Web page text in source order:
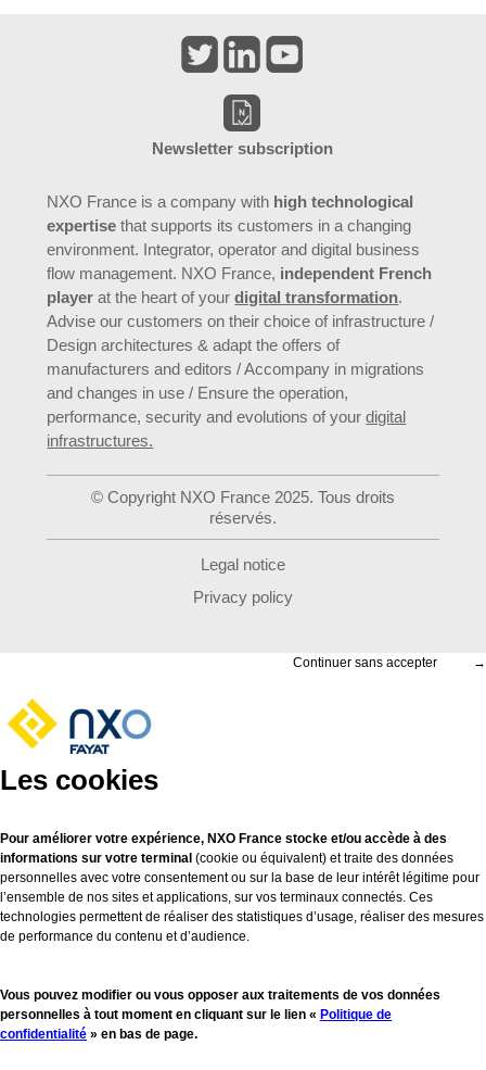
Newsletter subscription
NXO France is a company with high technological
expertise that supports its customers in a changing
environment. Integrator, operator and digital business
flow management. NXO France, independent French
player at the heart of yourdigital transformation.
Advise our customers on their choice of infrastructure /
Design architectures & adapt the offers of
manufacturers and editors / Accompany in migrations
and changes in use / Ensure the operation,
performance, security and evolutions of yourdigital
infrastructures.
© Copyright NXO France 2025. Tous droits
réservés.
Legal notice
Privacy policy
Continuer sans accepter →
Les cookies
Pour améliorer votre expérience, NXO France stocke et/ou accède à des
informations sur votre terminal (cookie ou équivalent) et traite des données
personnelles avec votre consentement ou sur la base de leur intérêt légitime pour
l’ensemble de nos sites et applications, sur vos terminaux connectés. Ces
technologies permettent de réaliser des statistiques d’usage, réaliser des mesures
de performance du contenu et d’audience.
Vous pouvez modifier ou vous opposer aux traitements de vos données
personnelles à tout moment en cliquant sur le lien « Politique de
confidentialité » en bas de page.